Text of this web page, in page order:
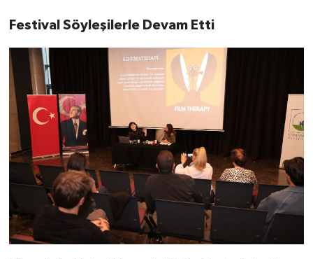
Festival Söyleşilerle Devam Etti